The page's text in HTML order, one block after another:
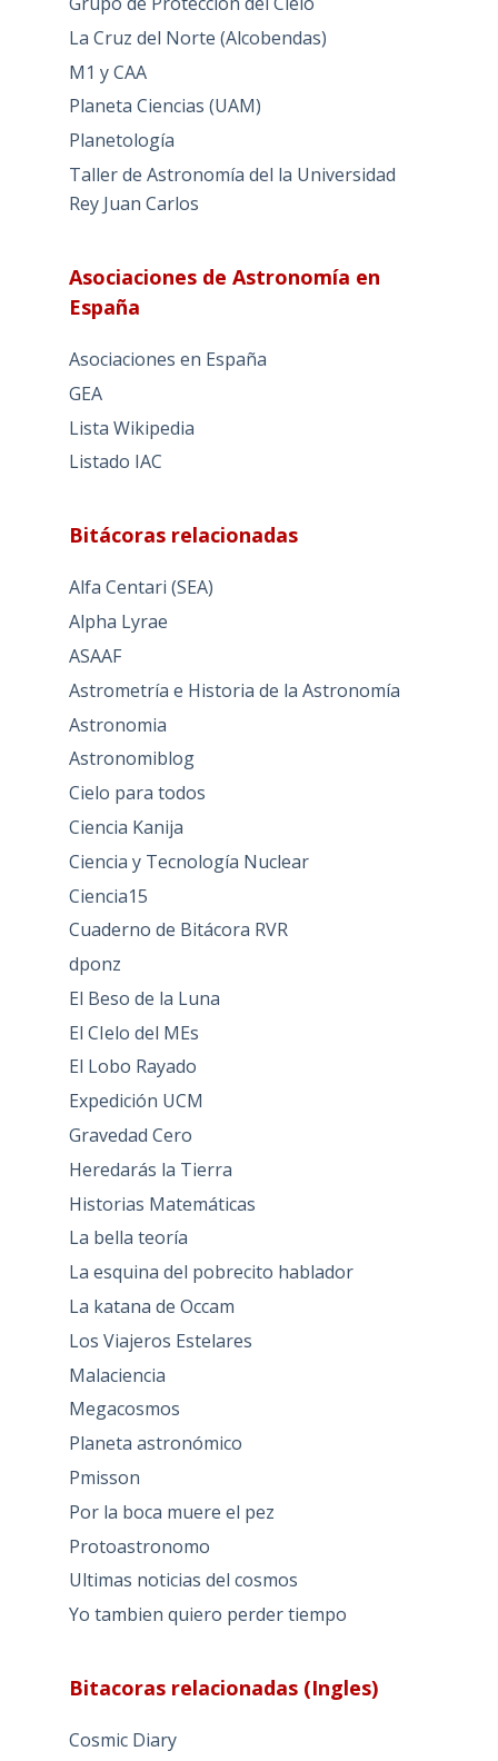
La Cruz del Norte (Alcobendas)
M1 y CAA
Planeta Ciencias (UAM)
Planetología
Taller de Astronomía del la Universidad
Rey Juan Carlos
Asociaciones de Astronomía en
España
Asociaciones en España
GEA
Lista Wikipedia
Listado IAC
Bitácoras relacionadas
Alfa Centari (SEA)
Alpha Lyrae
ASAAF
Astrometría e Historia de la Astronomía
Astronomia
Astronomiblog
Cielo para todos
Ciencia Kanija
Ciencia y Tecnología Nuclear
Ciencia15
Cuaderno de Bitácora RVR
dponz
El Beso de la Luna
El CIelo del MEs
El Lobo Rayado
Expedición UCM
Gravedad Cero
Heredarás la Tierra
Historias Matemáticas
La bella teoría
La esquina del pobrecito hablador
La katana de Occam
Los Viajeros Estelares
Malaciencia
Megacosmos
Planeta astronómico
Pmisson
Por la boca muere el pez
Protoastronomo
Ultimas noticias del cosmos
Yo tambien quiero perder tiempo
Bitacoras relacionadas (Ingles)
Cosmic Diary